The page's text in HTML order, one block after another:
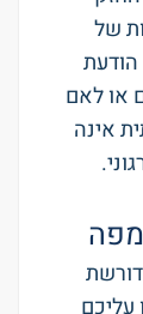
של
או לאם
אינה
.